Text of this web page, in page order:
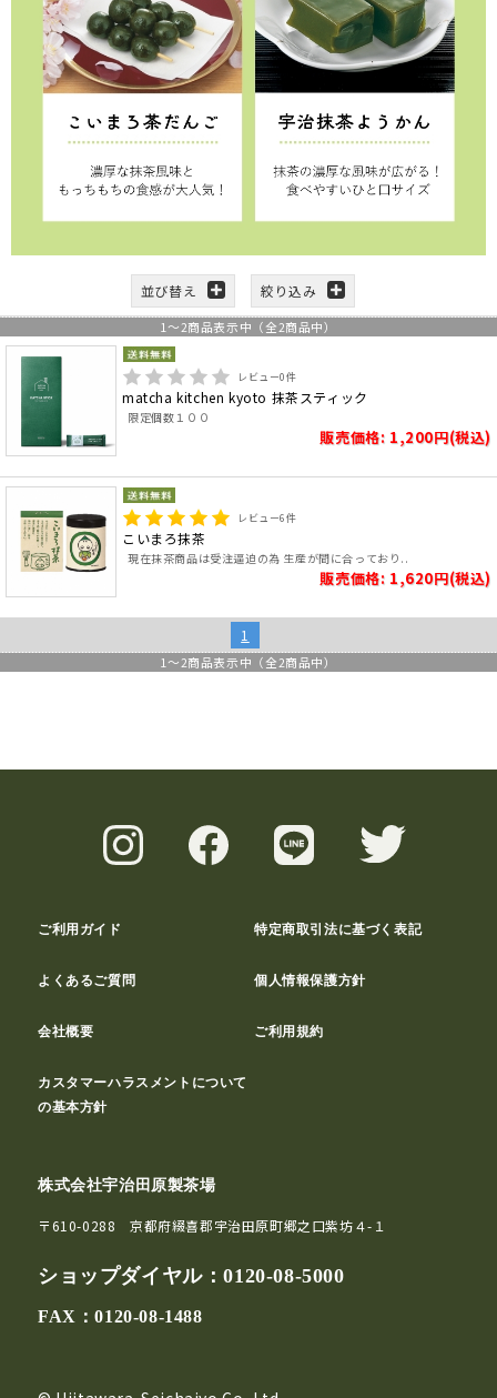
並び替え 絞り込み
1 ～2商品表示中（全2商品中）
レビュー0件
matcha kitchen kyoto 抹茶スティック
限定個数１００
販売価格: 1,200円(税込)
レビュー6件
こいまろ抹茶
現在抹茶商品は受注逼迫の為 生産が間に合っており..
販売価格: 1,620円(税込)
1
1 ～2商品表示中（全2商品中）
ご利用ガイド 特定商取引法に基づく表記
よくあるご質問 個人情報保護方針
会社概要 ご利用規約
カスタマーハラスメントについて
の基本方針
株式会社宇治田原製茶場
〒610-0288 京都府綴喜郡宇治田原町郷之口紫坊４-１
ショップダイヤル：0120-08-5000
FAX：0120-08-1488